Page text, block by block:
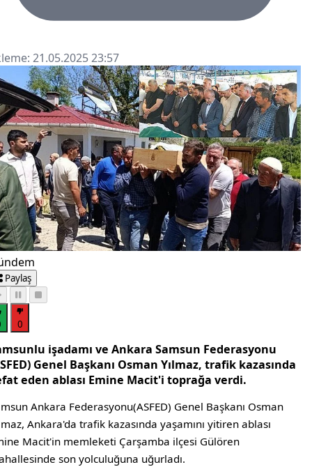
21.05.2025 23:57
Paylaş
0
işadamı ve Ankara Samsun Federasyonu
Genel Başkanı Osman Yılmaz, trafik kazasında
eden ablası Emine Macit'i toprağa verdi.
Ankara Federasyonu(ASFED) Genel Başkanı Osman
Ankara'da trafik kazasında yaşamını yitiren ablası
Macit'in memleketi Çarşamba ilçesi Gülören
son yolculuğuna uğurladı.